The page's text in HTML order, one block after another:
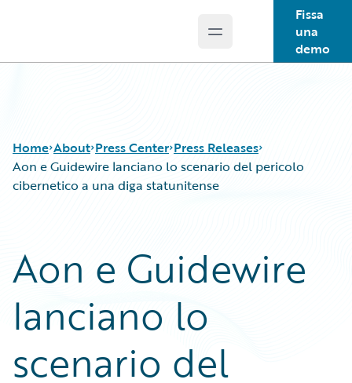
Open main menu
Fissa
una
demo
Home About Press Center Press Releases
Aon e Guidewire lanciano lo scenario del pericolo
cibernetico a una diga statunitense
Aon e Guidewire
lanciano lo
scenario del